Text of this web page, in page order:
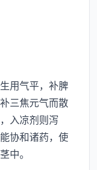
用气平，补脾
三焦元气而散
入凉剂则泻
协和诸药，使
中。